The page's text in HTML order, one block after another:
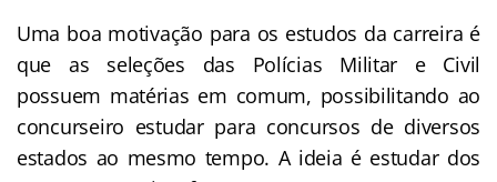
Uma boa motivação para os estudos da carreira é
que as seleções das Polícias Militar e Civil
possuem matérias em comum, possibilitando ao
concurseiro estudar para concursos de diversos
estados ao mesmo tempo. A ideia é estudar dos